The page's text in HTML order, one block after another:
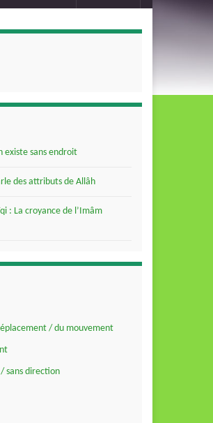
existe sans endroit
des attributs de Allâh
: La croyance de l’Imâm
/ du mouvement
sans direction